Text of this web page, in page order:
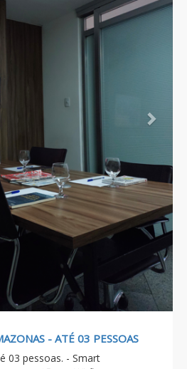
- ATÉ 03 PESSOAS
03 pessoas. - Smart